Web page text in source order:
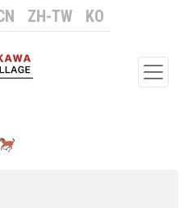
ZH-TW KO
メイ